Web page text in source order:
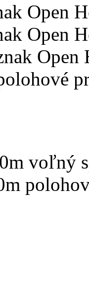
Open
Open
voľný